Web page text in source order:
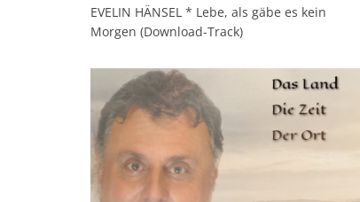
EVELIN HÄNSEL * Lebe, als gäbe es kein
Morgen (Download-Track)